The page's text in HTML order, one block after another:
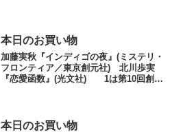
フ(...
本日のお買い物
加藤実秋『インディゴの夜』(ミステリ・
フロンティア／東京創元社) 北川歩実
『恋愛函数』(光文社) 1は第10回創元
ださい。
本日のお買い物